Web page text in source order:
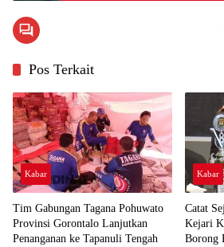
Pos Terkait
Kabar
Tim Gabungan Tagana Pohuwato
Provinsi Gorontalo Lanjutkan
Penanganan ke Tapanuli Tengah
Kabar
Catat
Kejari
Borong